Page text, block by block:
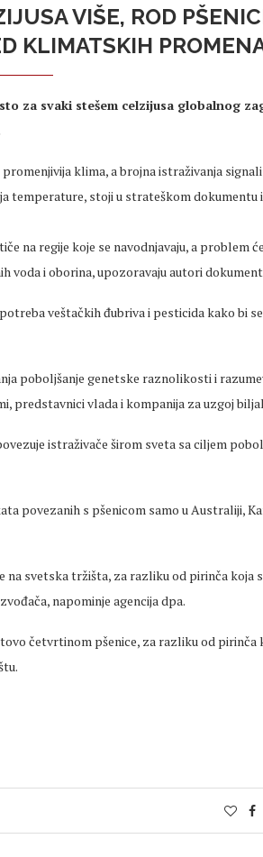
VIŠE, ROD
KLIMATSKIH
za svaki stešem celzijusa globalnog
klima, a brojna istraživanja
temperature, stoji u strateškom dokumentu
na regije koje se navodnjavaju, a problem
voda i oborina, upozoravaju autori
veštačkih đubriva i pesticida kako bi
poboljšanje genetske raznolikosti i
predstavnici vlada i kompanija za uzgoj
istraživače širom sveta sa ciljem
povezanih s pšenicom samo u Australiji,
svetska tržišta, za razliku od pirinča koja
napominje agencija dpa.
četvrtinom pšenice, za razliku od pirinča